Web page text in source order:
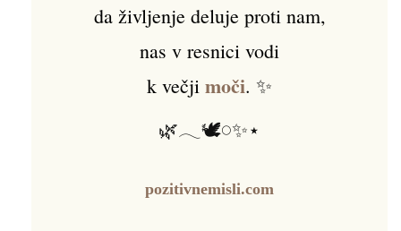
da življenje deluje proti nam,
nas v resnici vodi
k večji moči. ✨
🌿𓂃🕊️𓏸✨⋆
pozitivnemisli.com